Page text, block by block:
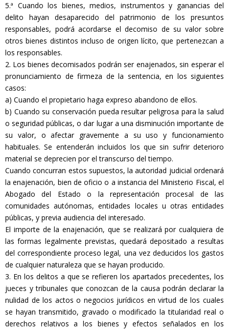
5.ª Cuando los bienes, medios, instrumentos y ganancias del
delito hayan desaparecido del patrimonio de los presuntos
responsables, podrá acordarse el decomiso de su valor sobre
otros bienes distintos incluso de origen lícito, que pertenezcan a
los responsables.
2. Los bienes decomisados podrán ser enajenados, sin esperar el
pronunciamiento de firmeza de la sentencia, en los siguientes
casos:
a) Cuando el propietario haga expreso abandono de ellos.
b) Cuando su conservación pueda resultar peligrosa para la salud
o seguridad públicas, o dar lugar a una disminución importante de
su valor, o afectar gravemente a su uso y funcionamiento
habituales. Se entenderán incluidos los que sin sufrir deterioro
material se deprecien por el transcurso del tiempo.
Cuando concurran estos supuestos, la autoridad judicial ordenará
la enajenación, bien de oficio o a instancia del Ministerio Fiscal, el
Abogado del Estado o la representación procesal de las
comunidades autónomas, entidades locales u otras entidades
públicas, y previa audiencia del interesado.
El importe de la enajenación, que se realizará por cualquiera de
las formas legalmente previstas, quedará depositado a resultas
del correspondiente proceso legal, una vez deducidos los gastos
de cualquier naturaleza que se hayan producido.
3. En los delitos a que se refieren los apartados precedentes, los
jueces y tribunales que conozcan de la causa podrán declarar la
nulidad de los actos o negocios jurídicos en virtud de los cuales
se hayan transmitido, gravado o modificado la titularidad real o
derechos relativos a los bienes y efectos señalados en los